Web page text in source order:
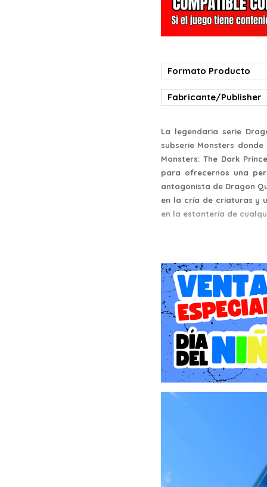
Formato Producto
Fabricante/Publisher
La legendaria serie
subserie Monsters
Monsters: The Dark
para ofrecernos una
antagonista de Dragon
en la cría de criaturas y
en la estantería de
The Dark Prince nos
maldición impuesta por
daño a cualquier
es el motor emocional de
Para sobrevivir y
Monstruos".
Trudion, Psaro viajará a
la naturaleza del poder
fluidos de lo que
El núcleo de Dragon
exploramos los